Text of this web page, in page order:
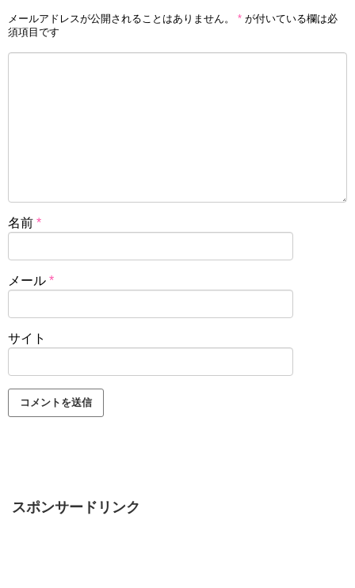
メールアドレスが公開されることはありません。 * が付いている欄は必
須項目です
名前 *
メール *
サイト
スポンサードリンク